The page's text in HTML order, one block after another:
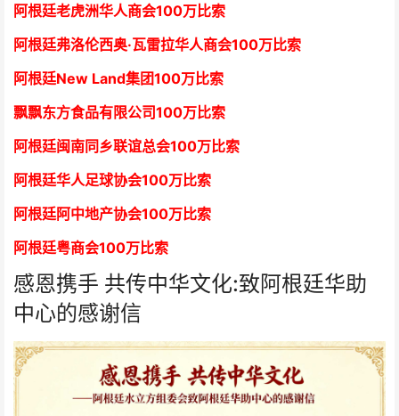
阿根廷老虎洲华人商会100万比索
阿根廷弗洛伦西奥·瓦雷拉华人商会100万比索
阿根廷New Land集团100万比索
飘飘东方食品有限公司100万比索
阿根廷闽南同乡联谊总会100万比索
阿根廷华人足球协会100万比索
阿根廷阿中地产协会100万比索
阿根廷粤商会100万比索
感恩携手 共传中华文化:致阿根廷华助
中心的感谢信